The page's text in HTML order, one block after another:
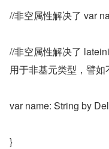
//非空属性解决了 var
//非空属性解决了
用于非基元类型，譬
var name: String by
}